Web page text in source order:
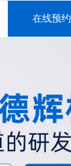
在线预约